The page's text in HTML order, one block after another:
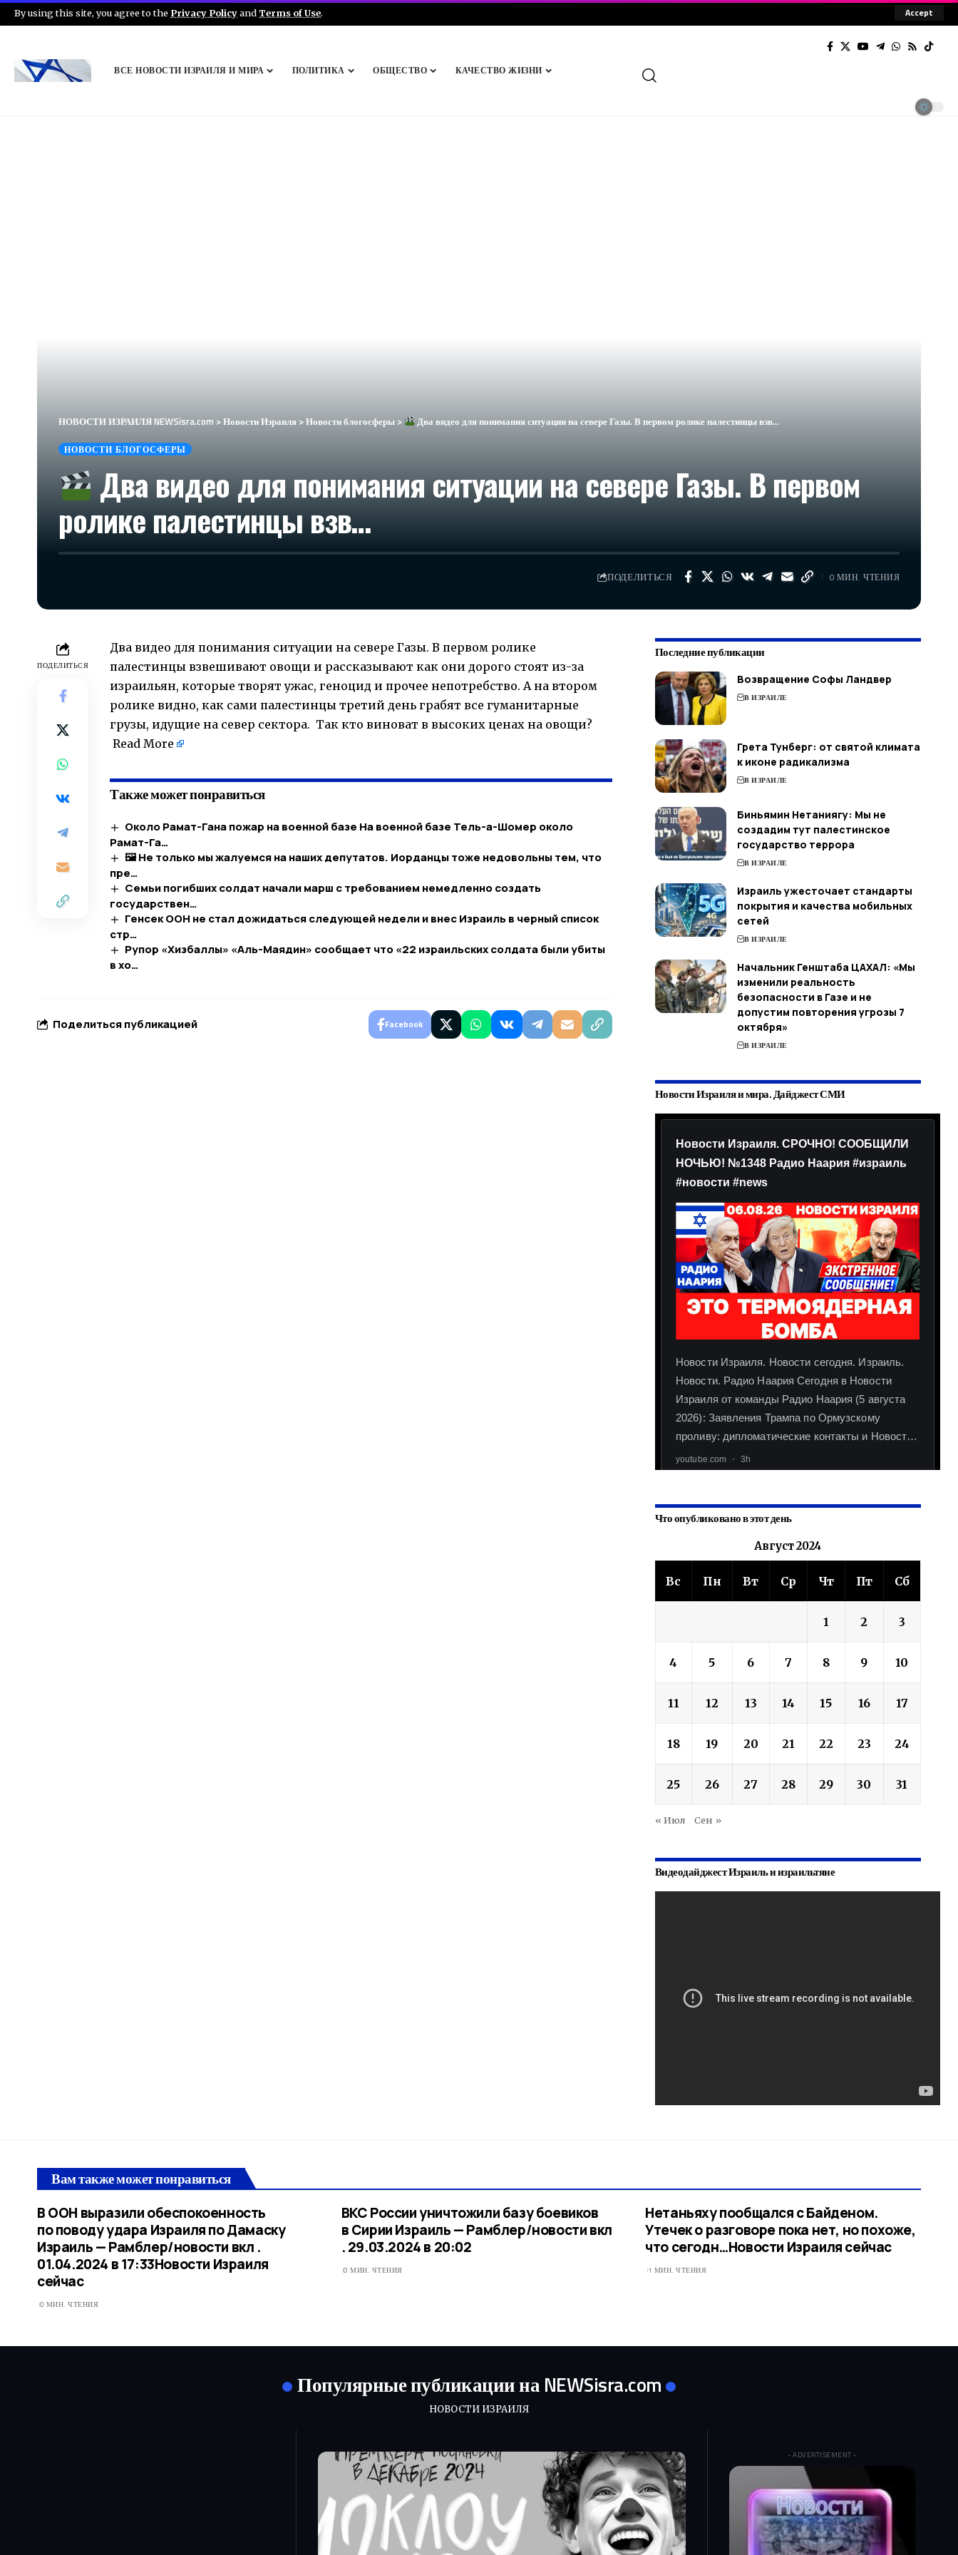
By using this site, you agree to the Privacy Policyand Terms of Use. Accept
ВСЕ НОВОСТИ ИЗРАИЛЯ И МИРА ПОЛИТИКА ОБЩЕСТВО КАЧЕСТВО ЖИЗНИ
НОВОСТИ ИЗРАИЛЯ NEWSisra.com >Новости Израиля >Новости блогосферы > Два видео для понимания ситуации на севере Газы. В первом ролике палестинцы взв…
НОВОСТИ БЛОГОСФЕРЫ
Два видео для понимания ситуации на севере Газы. В первом
ролике палестинцы взв…
ПОДЕЛИТЬСЯ 0 МИН. ЧТЕНИЯ
ПОДЕЛИТЬСЯ
Два видео для понимания ситуации на севере Газы. В первом ролике
палестинцы взвешивают овощи и рассказывают как они дорого стоят из-за
израильян, которые творят ужас, геноцид и прочее непотребство. А на втором
ролике видно, как сами палестинцы третий день грабят все гуманитарные
грузы, идущие на север сектора. Так кто виноват в высоких ценах на овощи?
Read More
Также может понравиться
Около Рамат-Гана пожар на военной базе На военной базе Тель-а-Шомер около
Рамат-Га…
🖼 Не только мы жалуемся на наших депутатов. Иорданцы тоже недовольны тем, что
пре…
Семьи погибших солдат начали марш с требованием немедленно создать
государствен…
Генсек ООН не стал дожидаться следующей недели и внес Израиль в черный список
стр…
Рупор «Хизбаллы» «Аль-Маядин» сообщает что «22 израильских солдата были убиты
в хо…
Поделиться публикацией Facebook
Последние публикации
Возвращение Софы Ландвер
В ИЗРАИЛЕ
Грета Тунберг: от святой климата
к иконе радикализма
В ИЗРАИЛЕ
Биньямин Нетаниягу: Мы не
создадим тут палестинское
государство террора
В ИЗРАИЛЕ
Израиль ужесточает стандарты
покрытия и качества мобильных
сетей
В ИЗРАИЛЕ
Начальник Генштаба ЦАХАЛ: «Мы
изменили реальность
безопасности в Газе и не
допустим повторения угрозы 7
октября»
В ИЗРАИЛЕ
Новости Израиля и мира. Дайджест СМИ
Что опубликовано в этот день
Август 2024
Вс Пн Вт Ср Чт Пт Сб
1 2 3
4 5 6 7 8 9 10
11 12 13 14 15 16 17
18 19 20 21 22 23 24
25 26 27 28 29 30 31
« Июл Сен »
Видеодайджест Израиль и израильтяне
Вам также может понравиться
В ООН выразили обеспокоенность
по поводу удара Израиля по Дамаску
Израиль — Рамблер/новости вкл .
01.04.2024 в 17:33​Новости Израиля
сейчас
0 МИН. ЧТЕНИЯ
ВКС России уничтожили базу боевиков
в Сирии Израиль — Рамблер/новости вкл
. 29.03.2024 в 20:02
0 МИН. ЧТЕНИЯ
Нетаньяху пообщался с Байденом.
Утечек о разговоре пока нет, но похоже,
что сегодн…​Новости Израиля сейчас
1 МИН. ЧТЕНИЯ
Популярные публикации на NEWSisra.com
НОВОСТИ ИЗРАИЛЯ
- ADVERTISEMENT -